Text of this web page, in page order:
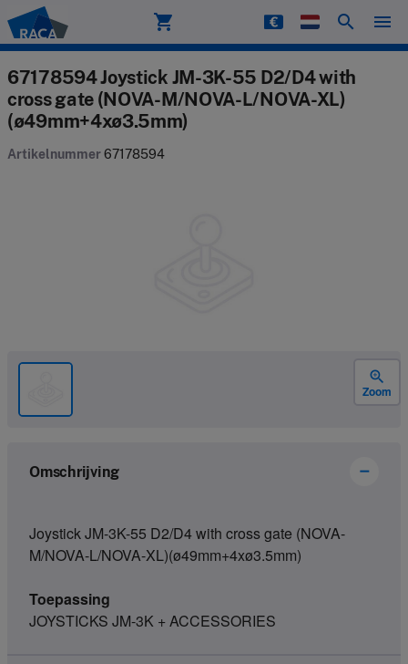
Raca shopping_cart search menu
67178594 Joystick JM-3K-55 D2/D4 with
cross gate (NOVA-M/NOVA-L/NOVA-XL)
(ø49mm+4xø3.5mm)
Artikelnummer67178594
zoom_in
Zoom
Omschrijving
Joystick JM-3K-55 D2/D4 with cross gate (NOVA-
M/NOVA-L/NOVA-XL)(ø49mm+4xø3.5mm)
Toepassing
JOYSTICKS JM-3K + ACCESSORIES